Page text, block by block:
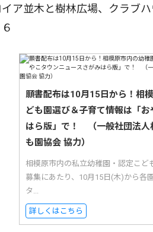
ア並木と樹林広場、クラブ
願書配布は10月15日から！相
ども園選び＆子育て情報は「
はら版」で！ （一般社団法人
も園協会 協力）
相模原市内の私立幼稚園・認定こど
募集にあたり、10月15日(木)から各
タ...
詳しくはこちら